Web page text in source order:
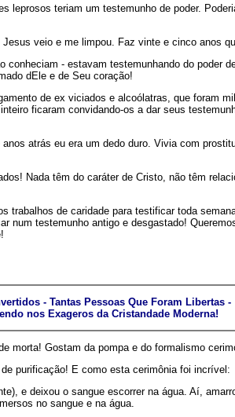
leprosos teriam um testemunho de poder.
veio e me limpou. Faz vinte e cinco anos
- estavam testemunhando do poder
dEle e de Seu coração!
de ex viciados e alcoólatras, que foram
ficaram convidando-os a dar seus
atrás eu era um dedo duro. Vivia com
Nada têm do caráter de Cristo, não têm
de caridade para testificar toda
testemunho antigo e desgastado!
- Tantas Pessoas Que Foram Libertas -
nos Exageros da Cristandade Moderna!
Gostam da pompa e do formalismo
purificação! E como esta cerimônia foi incrível:
e deixou o sangue escorrer na água. Aí,
no sangue e na água.